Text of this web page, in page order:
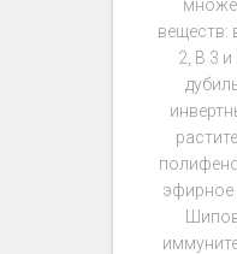
веществ:
2, B 3
эфирное